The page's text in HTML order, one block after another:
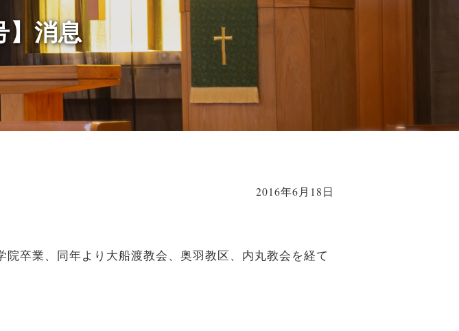
】消息
2016年6月18日
卒業、同年より大船渡教会、奥羽教区、内丸教会を経て